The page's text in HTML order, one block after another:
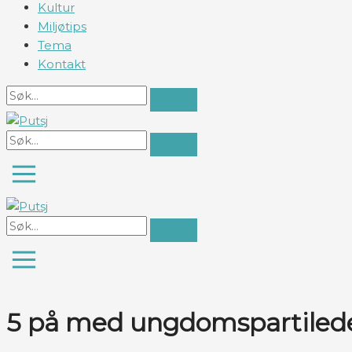
Kultur
Miljøtips
Tema
Kontakt
5 på med